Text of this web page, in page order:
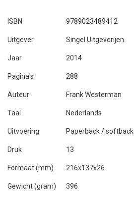
ISBN 9789023489412
Uitgever Singel Uitgeverijen
Jaar 2014
Pagina's 288
Auteur Frank Westerman
Taal Nederlands
Uitvoering Paperback / softback
Druk 13
Formaat (mm) 216x137x26
Gewicht (gram) 396